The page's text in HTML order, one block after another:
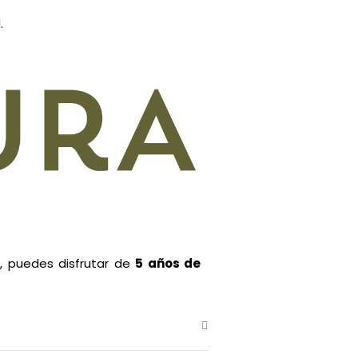
disfrutar de 5 años de